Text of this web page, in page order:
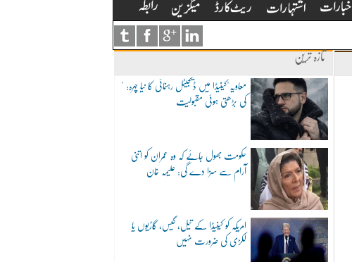
تازہ ترین
"معاویہ"کینیڈا میں ڈیجیٹل رہنمائی کا نیا چہرہ:
کی بڑھتی ہوئی مقبولیت
حکومت بھول جائے کہ وہ عمران کو اتنی
آرام سے سزا دے گی: علیمہ خان
امریکہ کو کینیڈا کے تیل، گیس، گاڑیوں یا
لکڑی کی ضرورت نہیں